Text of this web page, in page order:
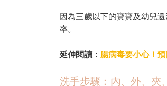
因為三歲以下的寶寶及幼兒
率。
延伸閱讀： 腸病毒要小心！
洗手步驟：內、外、夾